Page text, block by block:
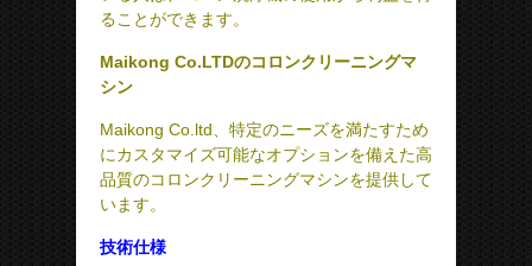
ることができます。
Maikong Co.LTDのコロンクリーニングマ
シン
Maikong Co.ltd、特定のニーズを満たすため
にカスタマイズ可能なオプションを備えた高
品質のコロンクリーニングマシンを提供して
います。
技術仕様